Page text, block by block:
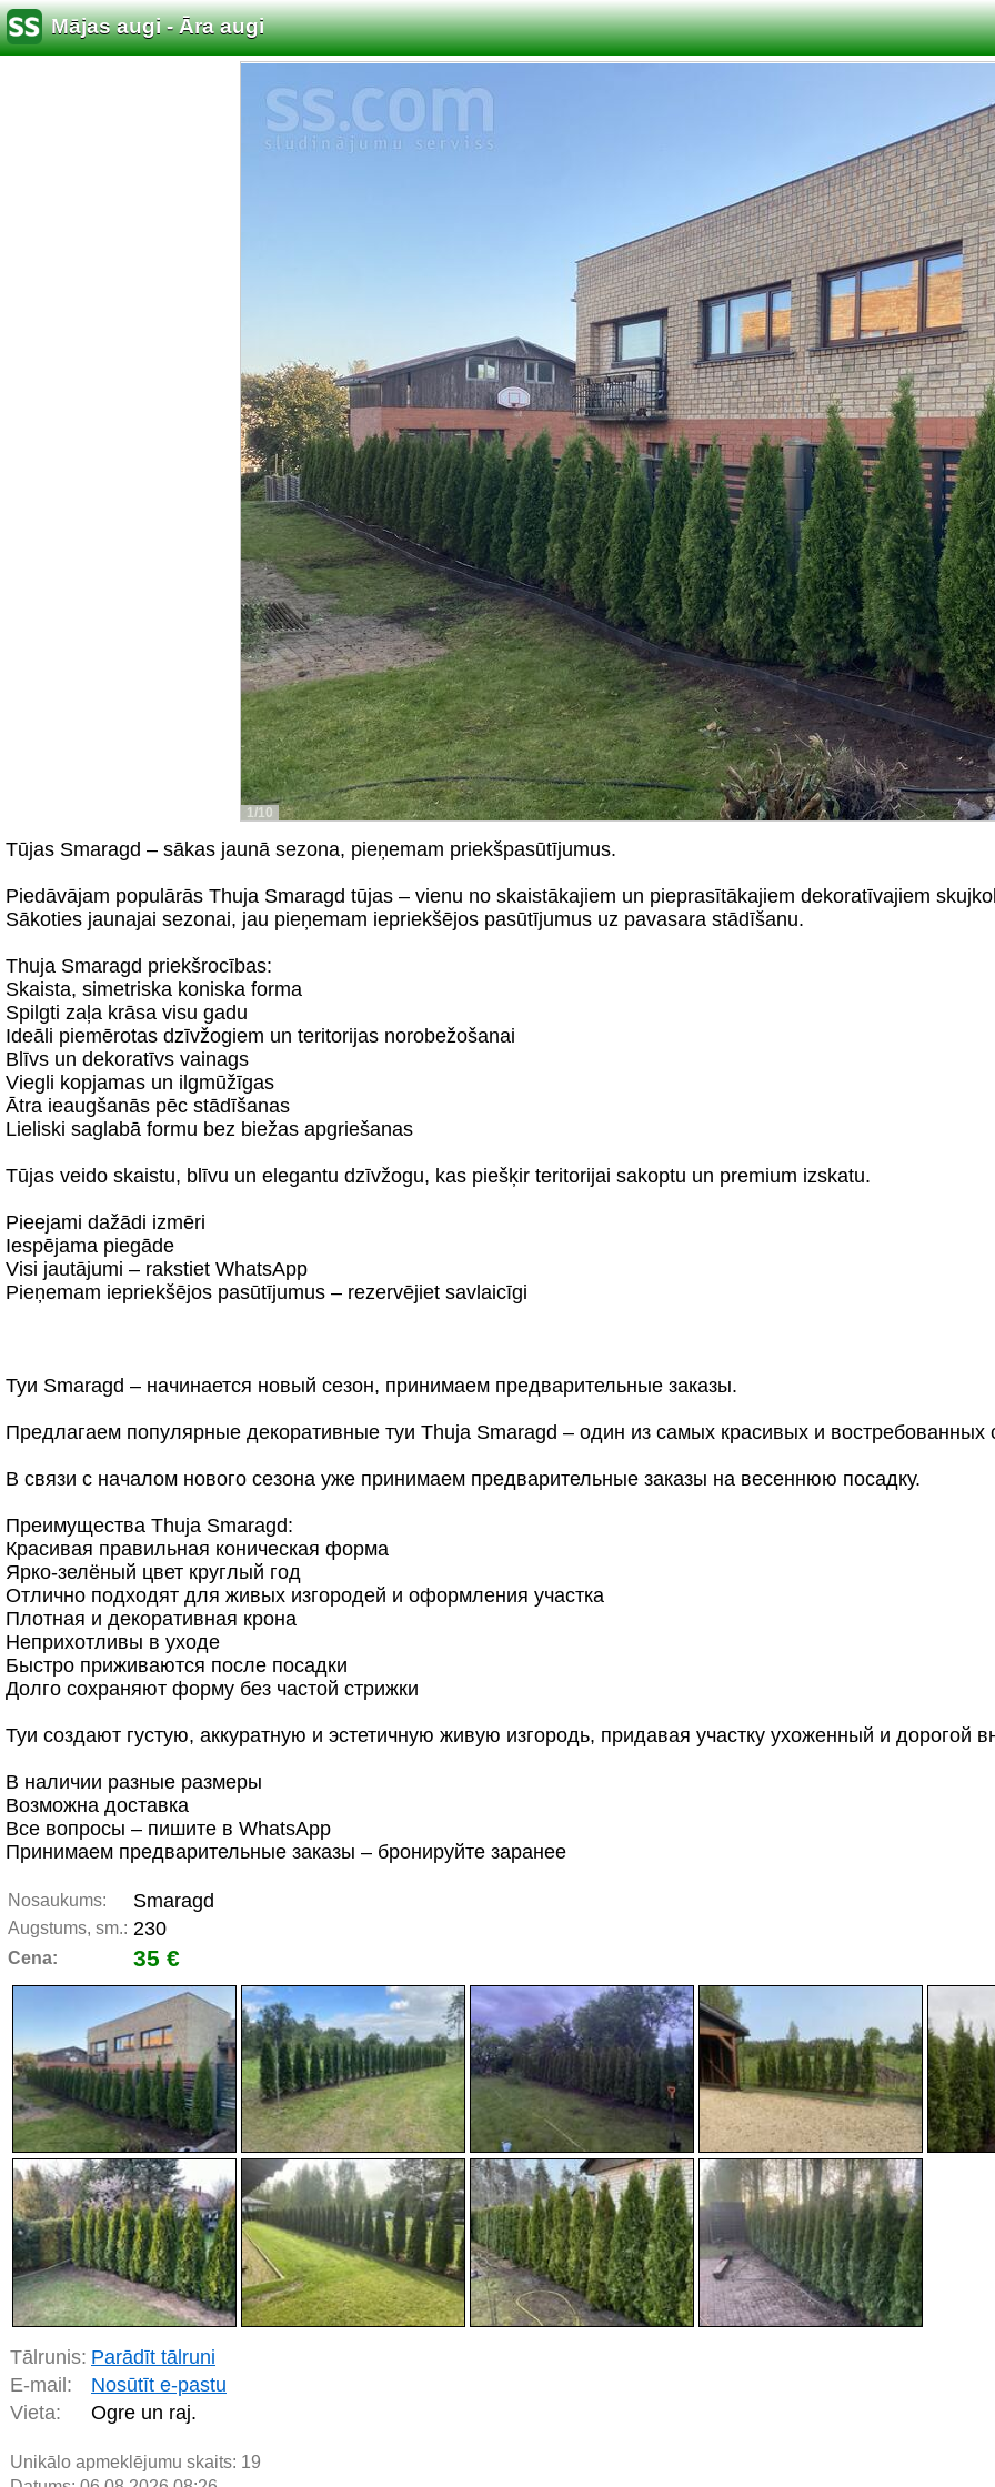
Mājas augi - Āra augi
1/10
Tūjas Smaragd – sākas jaunā sezona, pieņemam priekšpasūtījumus.
Piedāvājam populārās Thuja Smaragd tūjas – vienu no skaistākajiem un pieprasītākajiem dekoratīvajiem
Sākoties jaunajai sezonai, jau pieņemam iepriekšējos pasūtījumus uz pavasara stādīšanu.
Thuja Smaragd priekšrocības:
Skaista, simetriska koniska forma
Spilgti zaļa krāsa visu gadu
Ideāli piemērotas dzīvžogiem un teritorijas norobežošanai
Blīvs un dekoratīvs vainags
Viegli kopjamas un ilgmūžīgas
Ātra ieaugšanās pēc stādīšanas
Lieliski saglabā formu bez biežas apgriešanas
Tūjas veido skaistu, blīvu un elegantu dzīvžogu, kas piešķir teritorijai sakoptu un premium izskatu.
Pieejami dažādi izmēri
Iespējama piegāde
Visi jautājumi – rakstiet WhatsApp
Pieņemam iepriekšējos pasūtījumus – rezervējiet savlaicīgi
Туи Smaragd – начинается новый сезон, принимаем предварительные заказы.
Предлагаем популярные декоративные туи Thuja Smaragd – один из самых красивых и востребованных
В связи с началом нового сезона уже принимаем предварительные заказы на весеннюю посадку.
Преимущества Thuja Smaragd:
Красивая правильная коническая форма
Ярко-зелёный цвет круглый год
Отлично подходят для живых изгородей и оформления участка
Плотная и декоративная крона
Неприхотливы в уходе
Быстро приживаются после посадки
Долго сохраняют форму без частой стрижки
Туи создают густую, аккуратную и эстетичную живую изгородь, придавая участку ухоженный и дорогой
В наличии разные размеры
Возможна доставка
Все вопросы – пишите в WhatsApp
Принимаем предварительные заказы – бронируйте заранее
Nosaukums: Smaragd
Augstums, sm.: 230
Cena: 35 €
Tālrunis: Parādīt tālruni
E-mail:
Nosūtīt e-pastu
Vieta:
Ogre un raj.
Unikālo apmeklējumu skaits: 19